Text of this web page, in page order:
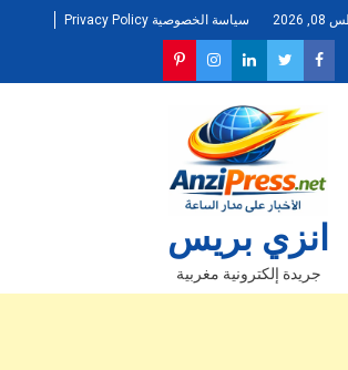
سياسة الخصوصية Privacy Policy
انزي بريس
جريدة إلكترونية مغربية